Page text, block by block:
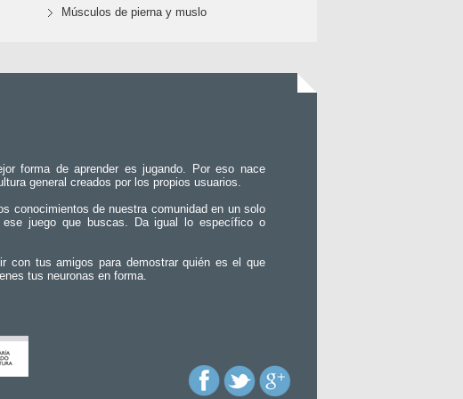
Músculos de pierna y muslo
forma de aprender es jugando. Por eso nace
general creados por los propios usuarios.
conocimientos de nuestra comunidad en un solo
ese juego que buscas. Da igual lo específico o
con tus amigos para demostrar quién es el que
tus neuronas en forma.